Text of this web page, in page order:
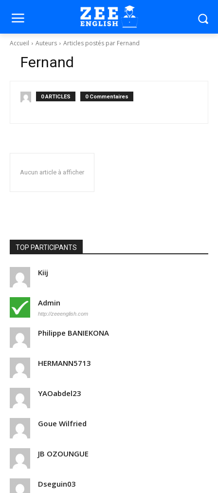
Accueil Auteurs Articles postés par Fernand
Fernand
0 ARTICLES 0 Commentaires
Aucun article à afficher
TOP PARTICIPANTS
Kiij
Admin
http://zeeenglish.com
Philippe BANIEKONA
HERMANN5713
YAOabdel23
Goue Wilfried
JB OZOUNGUE
Dseguin03